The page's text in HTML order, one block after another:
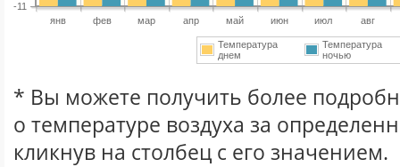
янв фев мар апр май июн июл авг
-11
Температура
днем
Температура
ночью
* Вы можете получить более
о температуре воздуха за
кликнув на столбец с его значением.